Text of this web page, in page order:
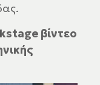
βίντεο